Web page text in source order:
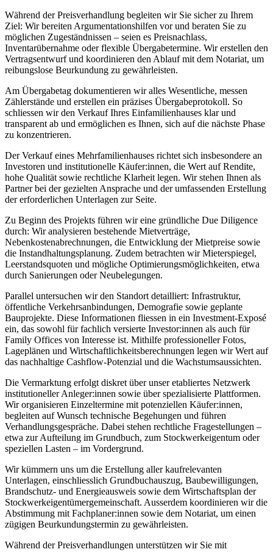
Während der Preisverhandlung begleiten wir Sie sicher zu Ihrem
Ziel: Wir bereiten Argumentationshilfen vor und beraten Sie zu
möglichen Zugeständnissen – seien es Preisnachlass,
Inventarübernahme oder flexible Übergabetermine. Wir erstellen den
Vertragsentwurf und koordinieren den Ablauf mit dem Notariat, um
reibungslose Beurkundung zu gewährleisten.
Am Übergabetag dokumentieren wir alles Wesentliche, messen
Zählerstände und erstellen ein präzises Übergabeprotokoll. So
schliessen wir den Verkauf Ihres Einfamilienhauses klar und
transparent ab und ermöglichen es Ihnen, sich auf die nächste Phase
zu konzentrieren.
Der Verkauf eines Mehrfamilienhauses richtet sich insbesondere an
Investoren und institutionelle Käufer:innen, die Wert auf Rendite,
hohe Qualität sowie rechtliche Klarheit legen. Wir stehen Ihnen als
Partner bei der gezielten Ansprache und der umfassenden Erstellung
der erforderlichen Unterlagen zur Seite.
Zu Beginn des Projekts führen wir eine gründliche Due Diligence
durch: Wir analysieren bestehende Mietverträge,
Nebenkostenabrechnungen, die Entwicklung der Mietpreise sowie
die Instandhaltungsplanung. Zudem betrachten wir Mieterspiegel,
Leerstandsquoten und mögliche Optimierungsmöglichkeiten, etwa
durch Sanierungen oder Neubelegungen.
Parallel untersuchen wir den Standort detailliert: Infrastruktur,
öffentliche Verkehrsanbindungen, Demografie sowie geplante
Bauprojekte. Diese Informationen fliessen in ein Investment-Exposé
ein, das sowohl für fachlich versierte Investor:innen als auch für
Family Offices von Interesse ist. Mithilfe professioneller Fotos,
Lageplänen und Wirtschaftlichkeitsberechnungen legen wir Wert auf
das nachhaltige Cashflow-Potenzial und die Wachstumsaussichten.
Die Vermarktung erfolgt diskret über unser etabliertes Netzwerk
institutioneller Anleger:innen sowie über spezialisierte Plattformen.
Wir organisieren Einzeltermine mit potenziellen Käufer:innen,
begleiten auf Wunsch technische Begehungen und führen
Verhandlungsgespräche. Dabei stehen rechtliche Fragestellungen –
etwa zur Aufteilung im Grundbuch, zum Stockwerkeigentum oder
speziellen Lasten – im Vordergrund.
Wir kümmern uns um die Erstellung aller kaufrelevanten
Unterlagen, einschliesslich Grundbuchauszug, Baubewilligungen,
Brandschutz- und Energieausweis sowie dem Wirtschaftsplan der
Stockwerkeigentümergemeinschaft. Ausserdem koordinieren wir die
Abstimmung mit Fachplaner:innen sowie dem Notariat, um einen
zügigen Beurkundungstermin zu gewährleisten.
Während der Preisverhandlungen unterstützen wir Sie mit